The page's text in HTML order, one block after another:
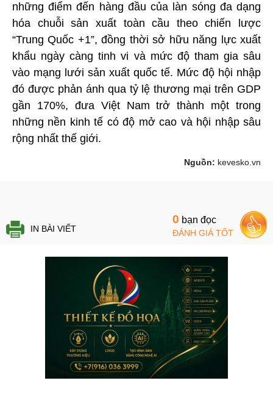
những điểm đến hàng đầu của làn sóng đa dạng
hóa chuỗi sản xuất toàn cầu theo chiến lược
“Trung Quốc +1”, đồng thời sở hữu năng lực xuất
khẩu ngày càng tinh vi và mức độ tham gia sâu
vào mạng lưới sản xuất quốc tế. Mức độ hội nhập
đó được phản ánh qua tỷ lệ thương mại trên GDP
gần 170%, đưa Việt Nam trở thành một trong
những nền kinh tế có độ mở cao và hội nhập sâu
rộng nhất thế giới.
Nguồn: kevesko.vn
IN BÀI VIẾT
0 bạn đọc
ĐÁNH GIÁ TỐT